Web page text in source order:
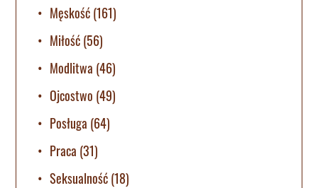
Męskość(161)
Miłość(56)
Modlitwa (46)
Ojcostwo (49)
Posługa (64)
Praca (31)
Seksualność(18)